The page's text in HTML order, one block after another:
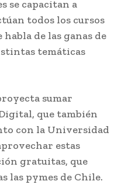
se capacitan a
todos los cursos
de las ganas de
temáticas
sumar
que también
con la Universidad
estas
gratuitas, que
las pymes de Chile.